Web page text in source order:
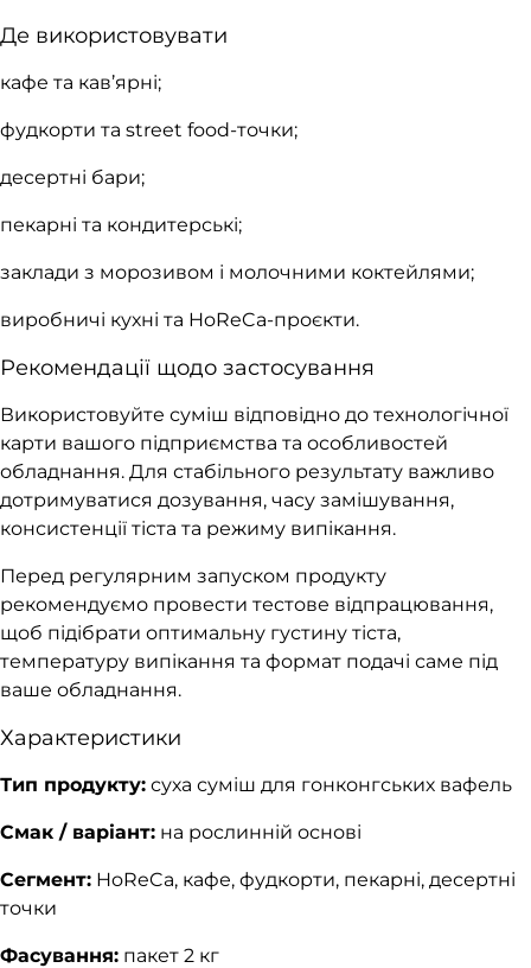
Де використовувати
кафе та кав’ярні;
фудкорти та street food-точки;
десертні бари;
пекарні та кондитерські;
заклади з морозивом і молочними коктейлями;
виробничі кухні та HoReCa-проєкти.
Рекомендації щодо застосування
Використовуйте суміш відповідно до технологічної
карти вашого підприємства та особливостей
обладнання. Для стабільного результату важливо
дотримуватися дозування, часу замішування,
консистенції тіста та режиму випікання.
Перед регулярним запуском продукту
рекомендуємо провести тестове відпрацювання,
щоб підібрати оптимальну густину тіста,
температуру випікання та формат подачі саме під
ваше обладнання.
Характеристики
Тип продукту: суха суміш для гонконгських вафель
Смак / варіант: на рослинній основі
Сегмент: HoReCa, кафе, фудкорти, пекарні, десертні
точки
Фасування: пакет 2 кг